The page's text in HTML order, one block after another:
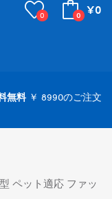
0 0 ¥0
無料￥ 8990のご注文
ペット適応 ファッ